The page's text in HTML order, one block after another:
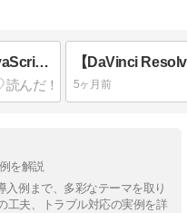
【Labs】Microsoft CopilotにJavaScriptで作ってもらった摂氏・華氏の温度変換ツール
5ヶ月前
を解説
入例まで、多彩なテーマを取り
工夫、トラブル対応の実例を詳